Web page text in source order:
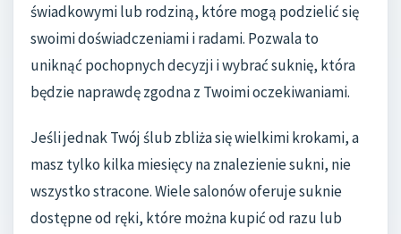
świadkowymi lub rodziną, które mogą podzielić się
swoimi doświadczeniami i radami. Pozwala to
uniknąć pochopnych decyzji i wybrać suknię, która
będzie naprawdę zgodna z Twoimi oczekiwaniami.
Jeśli jednak Twój ślub zbliża się wielkimi krokami, a
masz tylko kilka miesięcy na znalezienie sukni, nie
wszystko stracone. Wiele salonów oferuje suknie
dostępne od ręki, które można kupić od razu lub